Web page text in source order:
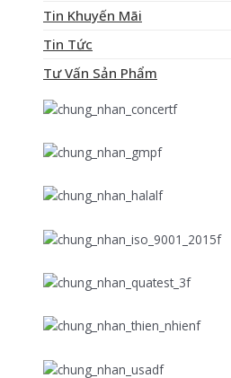
Tin Khuyến Mãi
Tin Tức
Tư Vấn Sản Phẩm